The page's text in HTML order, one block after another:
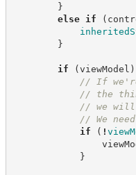
}
else
if (
}
if (viewModel )
// If
// the
// we will
// We
if
( !
}